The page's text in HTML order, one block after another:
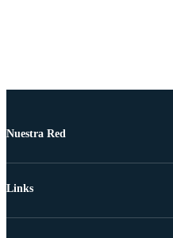
Nuestra Red
Links